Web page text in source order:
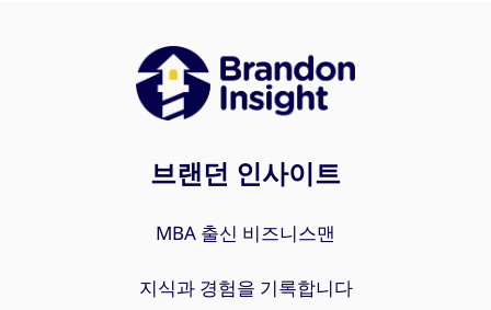
브랜던 인사이트
MBA 출신 비즈니스맨
지식과 경험을 기록합니다